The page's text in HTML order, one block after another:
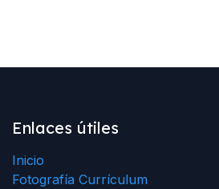
Enlaces útiles
Inicio
Fotografía Currículum